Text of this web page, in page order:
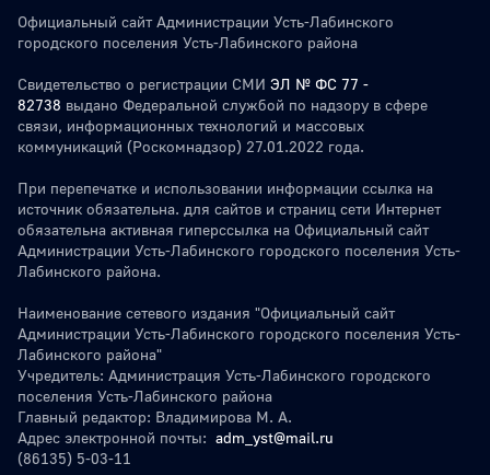
Официальный сайт Администрации Усть-Лабинского
городского поселения Усть-Лабинского района
Свидетельство о регистрации СМИ ЭЛ № ФС 77 -
82738 выдано Федеральной службой по надзору в сфере
связи, информационных технологий и массовых
коммуникаций (Роскомнадзор) 27.01.2022 года.
При перепечатке и использовании информации ссылка на
источник обязательна. для сайтов и страниц сети Интернет
обязательна активная гиперссылка на Официальный сайт
Администрации Усть-Лабинского городского поселения Усть-
Лабинского района.
Наименование сетевого издания "Официальный сайт
Администрации Усть-Лабинского городского поселения Усть-
Лабинского района"
Учредитель: Администрация Усть-Лабинского городского
поселения Усть-Лабинского района
Главный редактор: Владимирова М. А.
Адрес электронной почты: adm_yst@mail.ru
(86135) 5-03-11